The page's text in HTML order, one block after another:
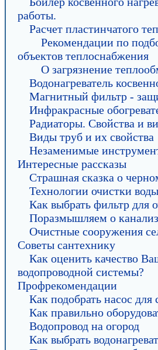
работы.
Расчет пластинчатого
Рекомендации по
объектов теплоснабжения
О загрязнение
Водонагреватель
Магнитный фильтр -
Инфракрасные
Радиаторы. Свойства и
Виды труб и их свойства
Незаменимые
Интересные рассказы
Страшная сказка о
Технологии очистки воды
Как выбрать фильтр для
Поразмышляем о
Очистные сооружения
Советы сантехнику
Как оценить качество
водопроводной системы?
Профрекомендации
Как подобрать насос
Как правильно
Водопровод на огород
Как выбрать